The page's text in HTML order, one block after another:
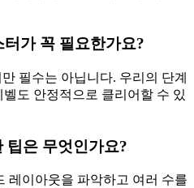
가 꼭 필요한가요?
필수는 아닙니다. 우리의 단계
벨도 안정적으로 클리어할 수 있
팁은 무엇인가요?
레이아웃을 파악하고 여러 수를